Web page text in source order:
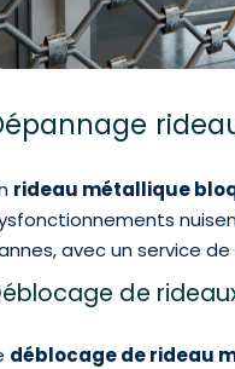
rideau métallique
avec un service
de
déblocage de rideau